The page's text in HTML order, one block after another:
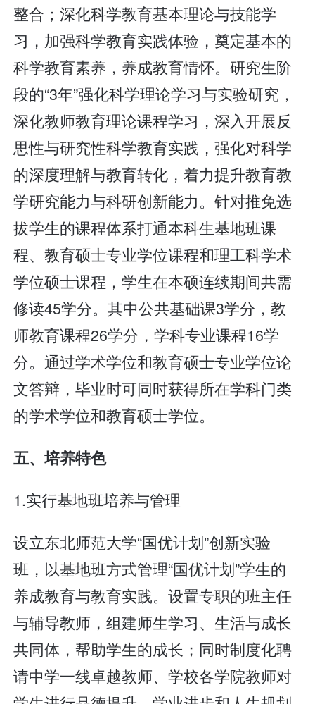
整合；深化科学教育基本理论与技能学
习，加强科学教育实践体验，奠定基本的
科学教育素养，养成教育情怀。研究生阶
段的“3年”强化科学理论学习与实验研究，
深化教师教育理论课程学习，深入开展反
思性与研究性科学教育实践，强化对科学
的深度理解与教育转化，着力提升教育教
学研究能力与科研创新能力。针对推免选
拔学生的课程体系打通本科生基地班课
程、教育硕士专业学位课程和理工科学术
学位硕士课程，学生在本硕连续期间共需
修读45学分。其中公共基础课3学分，教
师教育课程26学分，学科专业课程16学
分。通过学术学位和教育硕士专业学位论
文答辩，毕业时可同时获得所在学科门类
的学术学位和教育硕士学位。
五、培养特色
1.实行基地班培养与管理
设立东北师范大学“国优计划”创新实验
班，以基地班方式管理“国优计划”学生的
养成教育与教育实践。设置专职的班主任
与辅导教师，组建师生学习、生活与成长
共同体，帮助学生的成长；同时制度化聘
请中学一线卓越教师、学校各学院教师对